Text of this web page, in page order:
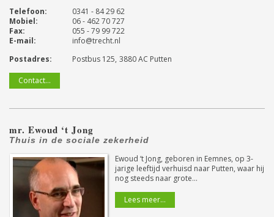
Telefoon:
0341 - 84 29 62
Mobiel:
06 - 462 70 727
Fax:
055 - 79 99 722
E-mail:
info@trecht.nl
Postadres:
Postbus 125 3880 AC Putten
Contact...
mr. Ewoud ‘t Jong
Thuis in de sociale zekerheid
Ewoud ‘t Jong, geboren in Eemnes, op 3-
jarige leeftijd verhuisd naar Putten, waar hij
nog steeds naar grote…
Lees meer…